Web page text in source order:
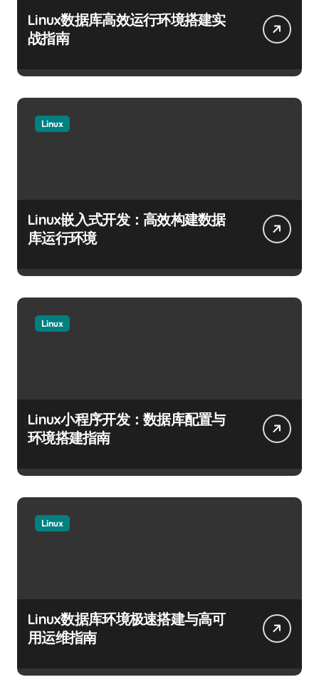
Linux数据库高效运行环境搭建实
战指南
Linux
Linux嵌入式开发：高效构建数据
库运行环境
Linux
Linux小程序开发：数据库配置与
环境搭建指南
Linux
Linux数据库环境极速搭建与高可
用运维指南